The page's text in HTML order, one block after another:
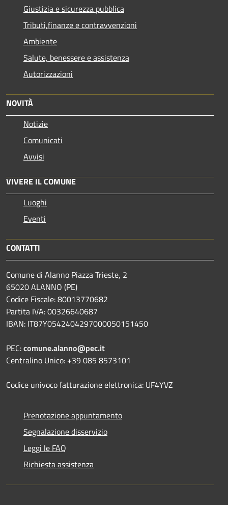
Giustizia e sicurezza pubblica
Tributi,finanze e contravvenzioni
Ambiente
Salute, benessere e assistenza
Autorizzazioni
NOVITÀ
Notizie
Comunicati
Avvisi
VIVERE IL COMUNE
Luoghi
Eventi
CONTATTI
Comune di Alanno Piazza Trieste, 2
65020 ALANNO (PE)
Codice Fiscale: 80013770682
Partita IVA: 00326640687
IBAN: IT87Y0542404297000050151450
PEC:comune.alanno@pec.it
Centralino Unico: +39 085 8573101
Codice univoco fatturazione elettronica: UF4YVZ
Prenotazione appuntamento
Segnalazione disservizio
Leggi le FAQ
Richiesta assistenza